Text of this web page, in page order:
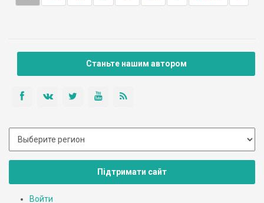
Станьте нашим автором
Підтримати сайт
Войти